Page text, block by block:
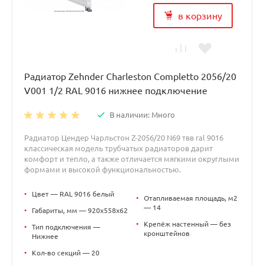
в корзину
Радиатор Zehnder Charleston Completto 2056/20
V001 1/2 RAL 9016 нижнее подключение
В наличии: Много
Радиатор Цендер Чарльстон Z-2056/20 N69 твв ral 9016
классическая модель трубчатых радиаторов дарит
комфорт и тепло, а также отличается мягкими округлыми
формами и высокой функциональностью.
• Цвет — RAL 9016 белый
• Габариты, мм — 920x558x62
•
Тип подключения —
Нижнее
• Кол-во секций — 20
•
Отапливаемая площадь, м2
— 14
•
Крепёж настенный — без
кронштейнов